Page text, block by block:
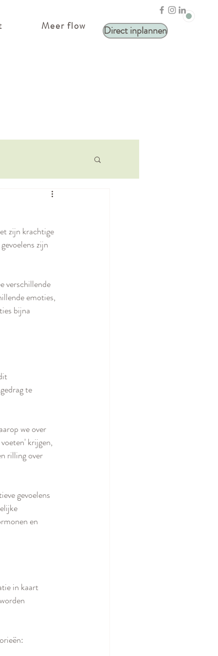
Meer flow Direct inplannen
zijn krachtige
zijn
verschillende
emoties,
bijna
te
we over
krijgen,
rilling over
gevoelens
en
in kaart